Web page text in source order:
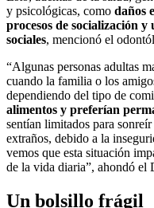
y psicológicas, como daños
procesos de socialización
sociales, mencionó el
“Algunas personas adultas
cuando la familia o los
dependiendo del tipo de
alimentos y preferían
sentían limitados para
extraños, debido a la
vemos que esta situación
de la vida diaria”, ahondó el
Un bolsillo frágil